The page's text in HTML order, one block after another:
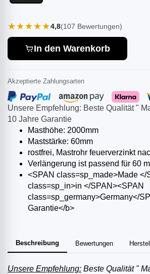
Unsere Empfehlung: Beste Qualität "
10 Jahre Garantie
Masthöhe: 2000mm
Maststärke: 60mm
rostfrei, Mastrohr feuerverzinkt
Verlängerung ist passend für 60
<SPAN class=sp_made>Made </
class=sp_in>in </SPAN><SPAN
class=sp_germany>Germany</
Garantie</b>
Beschreibung Bewertungen
Unsere Empfehlung: Beste Qualität "
★★★★★4,8(107 Bewertungen)
In den Warenkorb
Akzeptierte Zahlungsarten